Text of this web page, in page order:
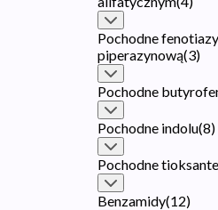
Pochodne
piperazynową(3)
Pochodne
Pochodne indolu(8)
Pochodne
Benzamidy(12)